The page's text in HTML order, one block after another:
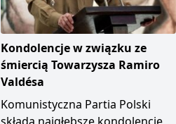
Kondolencje w związku ze
śmiercią Towarzysza Ramiro
Valdésa
Komunistyczna Partia Polski